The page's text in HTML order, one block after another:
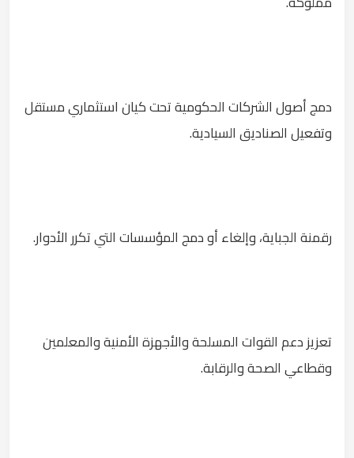
دمج أصول الشركات الحكومية تحت كيان استثماري مستقل
وتفعيل الصناديق السيادية.
رقمنة الجباية، وإلغاء أو دمج المؤسسات التي تكرر الأدوار.
تعزيز دعم القوات المسلحة والأجهزة الأمنية والمعلمين
وقطاعي الصحة والرقابة.